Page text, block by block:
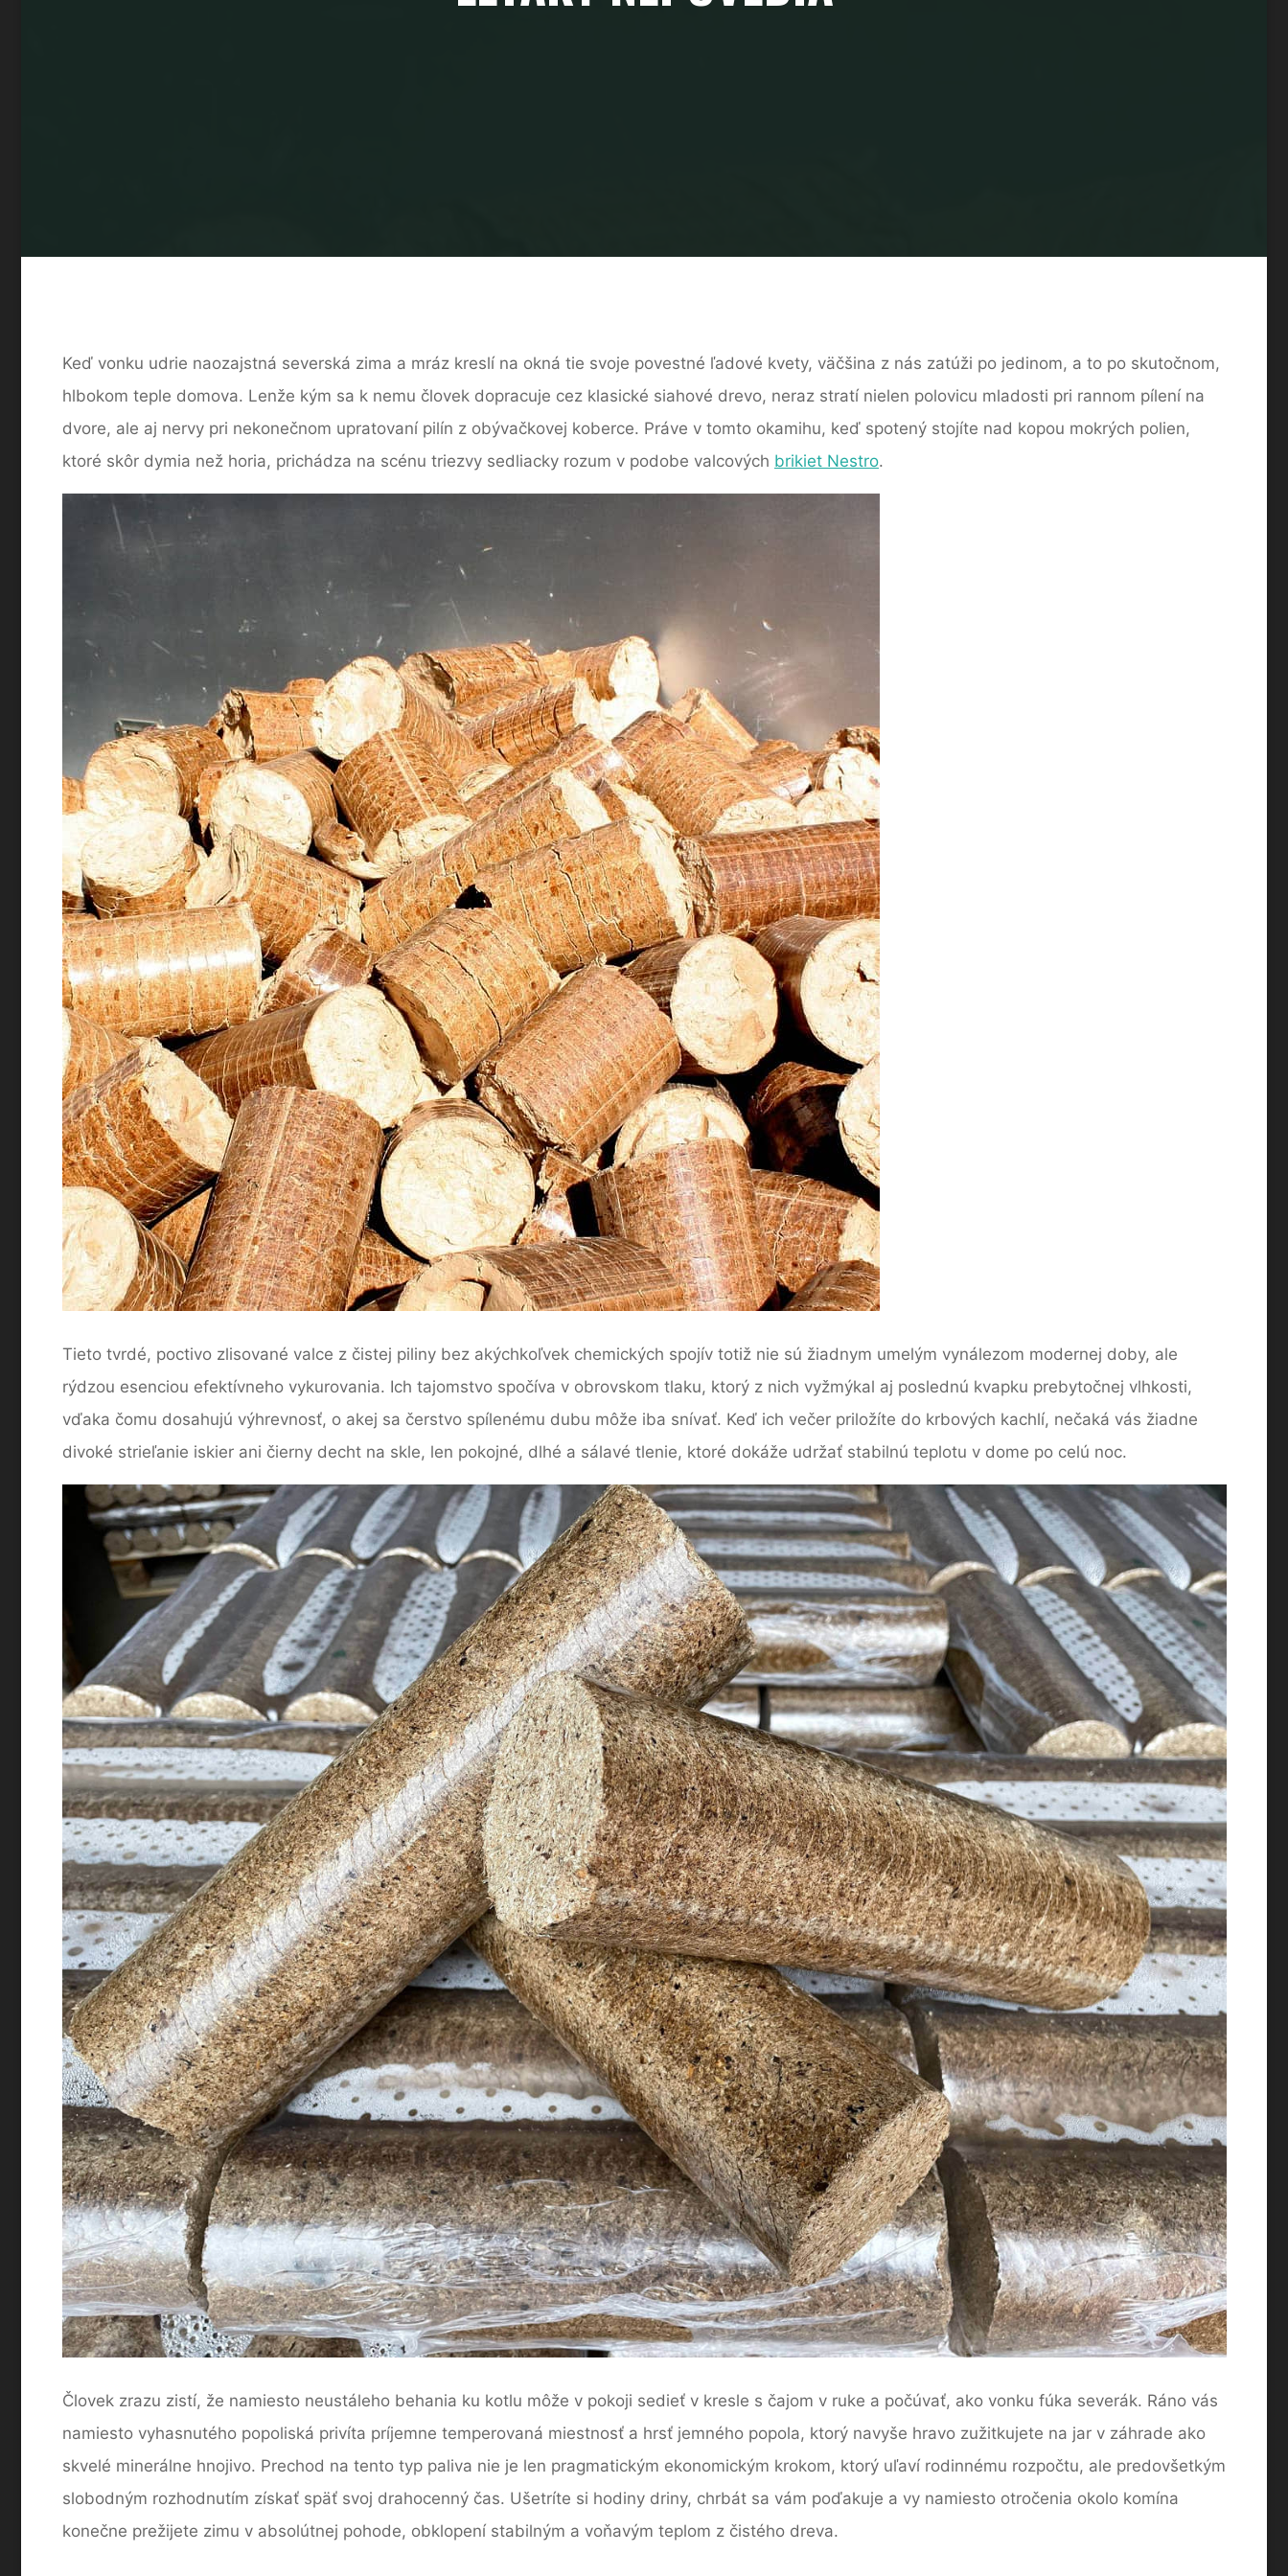
Keď vonku udrie naozajstná severská zima a mráz kreslí na okná tie svoje povestné ľadové kvety, väčšina z nás zatúži po jedinom, a to po skutočnom,
hlbokom teple domova. Lenže kým sa k nemu človek dopracuje cez klasické siahové drevo, neraz stratí nielen polovicu mladosti pri rannom pílení na
dvore, ale aj nervy pri nekonečnom upratovaní pilín z obývačkovej koberce. Práve v tomto okamihu, keď spotený stojíte nad kopou mokrých polien,
ktoré skôr dymia než horia, prichádza na scénu triezvy sedliacky rozum v podobe valcových brikiet Nestro.
Tieto tvrdé, poctivo zlisované valce z čistej piliny bez akýchkoľvek chemických spojív totiž nie sú žiadnym umelým vynálezom modernej doby, ale
rýdzou esenciou efektívneho vykurovania. Ich tajomstvo spočíva v obrovskom tlaku, ktorý z nich vyžmýkal aj poslednú kvapku prebytočnej vlhkosti,
vďaka čomu dosahujú výhrevnosť, o akej sa čerstvo spílenému dubu môže iba snívať. Keď ich večer priložíte do krbových kachlí, nečaká vás žiadne
divoké strieľanie iskier ani čierny decht na skle, len pokojné, dlhé a sálavé tlenie, ktoré dokáže udržať stabilnú teplotu v dome po celú noc.
Človek zrazu zistí, že namiesto neustáleho behania ku kotlu môže v pokoji sedieť v kresle s čajom v ruke a počúvať, ako vonku fúka severák. Ráno vás
namiesto vyhasnutého popoliská privíta príjemne temperovaná miestnosť a hrsť jemného popola, ktorý navyše hravo zužitkujete na jar v záhrade ako
skvelé minerálne hnojivo. Prechod na tento typ paliva nie je len pragmatickým ekonomickým krokom, ktorý uľaví rodinnému rozpočtu, ale predovšetkým
slobodným rozhodnutím získať späť svoj drahocenný čas. Ušetríte si hodiny driny, chrbát sa vám poďakuje a vy namiesto otročenia okolo komína
konečne prežijete zimu v absolútnej pohode, obklopení stabilným a voňavým teplom z čistého dreva.